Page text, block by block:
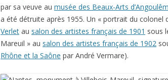
par sa veuve au musée des Beaux-Arts
a été détruite après 1955. Un « portrait du colonel
Verlet au salon des artistes français de 1901 sous
Mareuil » au salon des artistes français de 1902
Rhône et la Saône par André Vermare).